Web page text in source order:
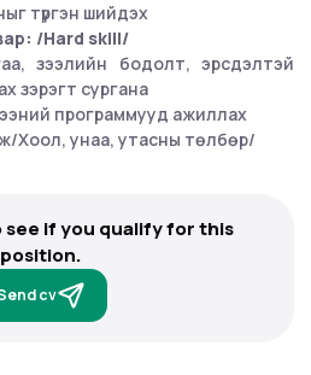
түргэн шийдэх
/Hard skill/
зээлийн бодолт, эрсдэлтэй
зэрэгт сургана
программууд ажиллах
Хоол, унаа, утасны төлбөр/
see if you qualify for this
position.
cv